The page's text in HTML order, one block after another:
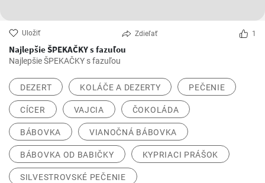
Uložiť Zdieľať 1
Najlepšie ŠPEKAČKY s fazuľou
Najlepšie ŠPEKAČKY s fazuľou
DEZERT KOLÁČE A DEZERTY PEČENIE
CÍCER VAJCIA ČOKOLÁDA
BÁBOVKA VIANOČNÁ BÁBOVKA
BÁBOVKA OD BABIČKY KYPRIACI PRÁŠOK
SILVESTROVSKÉ PEČENIE